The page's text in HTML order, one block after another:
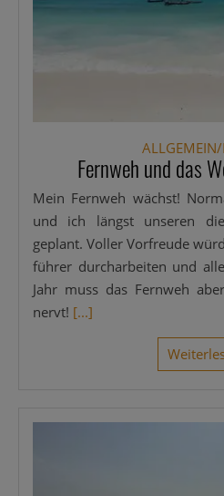
ALLGEMEIN/
Fernweh und das
Mein Fern­weh wächst!
und ich längst unse­ren
geplant. Vol­ler Vor­freu­de
füh­rer durch­ar­bei­ten und
Jahr muss das Fern­weh
nervt! [...]